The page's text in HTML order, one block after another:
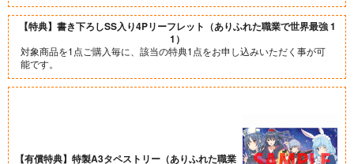
【特典】書き下ろしSS入り4Pリーフレット（ありふれた職業で世界最強 1
1）
対象商品を1点ご購入毎に、該当の特典1点をお申し込みいただく事が可
能です。
【有償特典】特製A3タペストリー（ありふれた職業